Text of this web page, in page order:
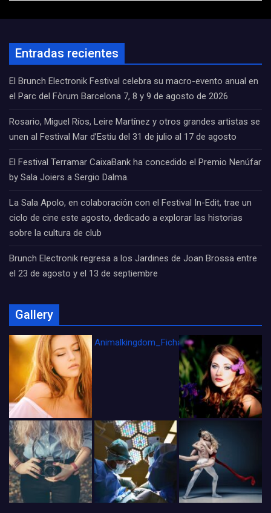
Entradas recientes
El Brunch Electronik Festival celebra su macro-evento anual en
el Parc del Fòrum Barcelona 7, 8 y 9 de agosto de 2026
Rosario, Miguel Ríos, Leire Martínez y otros grandes artistas se
unen al Festival Mar d’Estiu del 31 de julio al 17 de agosto
El Festival Terramar CaixaBank ha concedido el Premio Nenúfar
by Sala Joiers a Sergio Dalma.
La Sala Apolo, en colaboración con el Festival In-Edit, trae un
ciclo de cine este agosto, dedicado a explorar las historias
sobre la cultura de club
Brunch Electronik regresa a los Jardines de Joan Brossa entre
el 23 de agosto y el 13 de septiembre
Gallery
Animalkingdom_FichaCine